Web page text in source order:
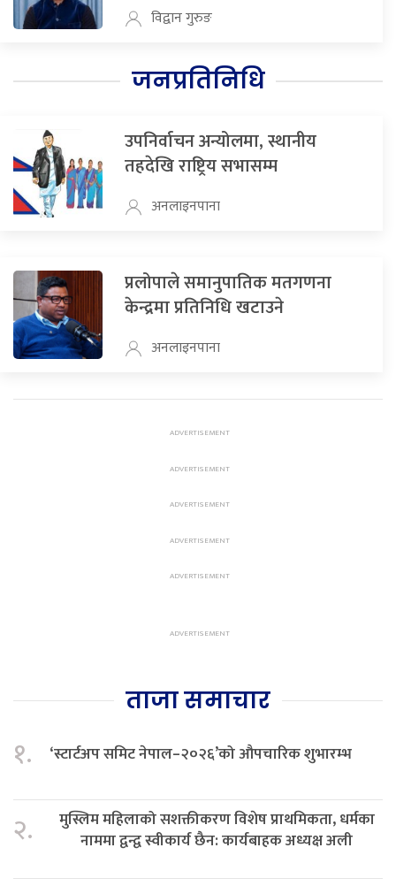
विद्वान गुरुङ
जनप्रतिनिधि
उपनिर्वाचन अन्योलमा, स्थानीय
तहदेखि राष्ट्रिय सभासम्म
अनलाइनपाना
प्रलोपाले समानुपातिक मतगणना
केन्द्रमा प्रतिनिधि खटाउने
अनलाइनपाना
ताजा समाचार
१. ‘स्टार्टअप समिट नेपाल–२०२६’को औपचारिक शुभारम्भ
२.
मुस्लिम महिलाको सशक्तीकरण विशेष प्राथमिकता, धर्मका
नाममा द्वन्द्व स्वीकार्य छैन: कार्यबाहक अध्यक्ष अली